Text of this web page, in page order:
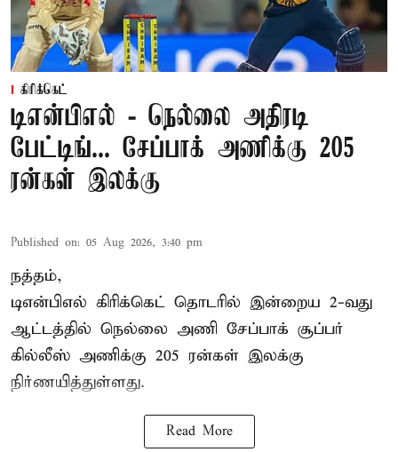
கிரிக்கெட்
டிஎன்பிஎல் - நெல்லை அதிரடி
பேட்டிங்... சேப்பாக் அணிக்கு 205
ரன்கள் இலக்கு
Published on: 05 Aug 2026, 3:40 pm
நத்தம்,
டிஎன்பிஎல் கிரிக்கெட் தொடரில் இன்றைய 2-வது
ஆட்டத்தில் நெல்லை அணி சேப்பாக் சூப்பர்
கில்லீஸ் அணிக்கு 205 ரன்கள் இலக்கு
நிர்ணயித்துள்ளது.
Read More